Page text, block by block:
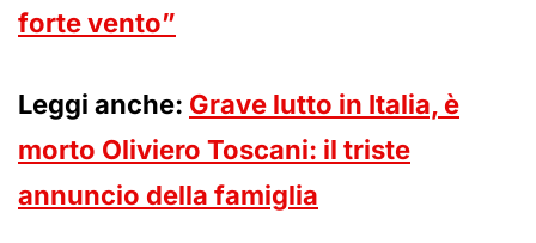
forte vento”
Leggi anche: Grave lutto in Italia, è
morto Oliviero Toscani: il triste
annuncio della famiglia